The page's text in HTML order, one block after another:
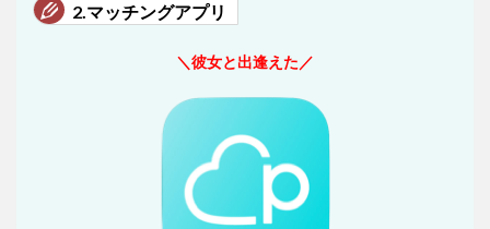
2.マッチングアプリ
＼彼女と出逢えた／